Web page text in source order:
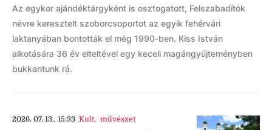
Az egykor ajándéktárgyként is osztogatott, Felszabadítók
névre keresztelt szoborcsoportot az egyik fehérvári
laktanyában bontották el még 1990-ben. Kiss István
alkotására 36 év elteltével egy keceli magángyűjteményben
bukkantunk rá.
2026. 07. 13., 15:33 Kult, művészet